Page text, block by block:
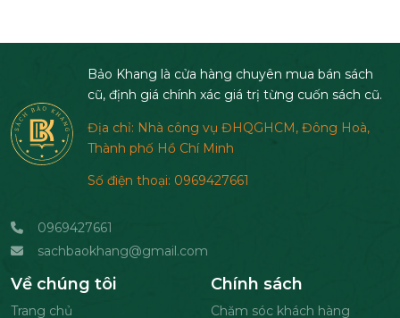
Bảo Khang là cửa hàng chuyên mua bán sách
cũ, định giá chính xác giá trị từng cuốn sách cũ.
Địa chỉ: Nhà công vụ ĐHQGHCM, Đông Hoà,
Thành phố Hồ Chí Minh
Số điện thoại: 0969427661
0969427661
sachbaokhang@gmail.com
Về chúng tôi
Trang chủ
Chính sách
Chăm sóc khách hàng